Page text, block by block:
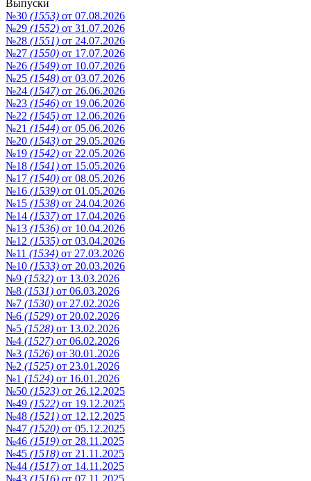
Выпуски
№30 (1553) от 07.08.2026
№29 (1552) от 31.07.2026
№28 (1551) от 24.07.2026
№27 (1550) от 17.07.2026
№26 (1549) от 10.07.2026
№25 (1548) от 03.07.2026
№24 (1547) от 26.06.2026
№23 (1546) от 19.06.2026
№22 (1545) от 12.06.2026
№21 (1544) от 05.06.2026
№20 (1543) от 29.05.2026
№19 (1542) от 22.05.2026
№18 (1541) от 15.05.2026
№17 (1540) от 08.05.2026
№16 (1539) от 01.05.2026
№15 (1538) от 24.04.2026
№14 (1537) от 17.04.2026
№13 (1536) от 10.04.2026
№12 (1535) от 03.04.2026
№11 (1534) от 27.03.2026
№10 (1533) от 20.03.2026
№9 (1532) от 13.03.2026
№8 (1531) от 06.03.2026
№7 (1530) от 27.02.2026
№6 (1529) от 20.02.2026
№5 (1528) от 13.02.2026
№4 (1527) от 06.02.2026
№3 (1526) от 30.01.2026
№2 (1525) от 23.01.2026
№1 (1524) от 16.01.2026
№50 (1523) от 26.12.2025
№49 (1522) от 19.12.2025
№48 (1521) от 12.12.2025
№47 (1520) от 05.12.2025
№46 (1519) от 28.11.2025
№45 (1518) от 21.11.2025
№44 (1517) от 14.11.2025
№43 (1516) от 07.11.2025